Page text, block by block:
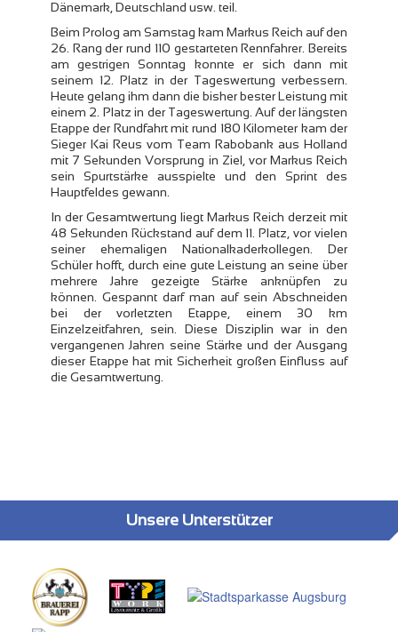
Dänemark, Deutschland usw. teil.
Beim Prolog am Samstag kam Markus Reich auf den
26. Rang der rund 110 gestarteten Rennfahrer. Bereits
am gestrigen Sonntag konnte er sich dann mit
seinem 12. Platz in der Tageswertung verbessern.
Heute gelang ihm dann die bisher bester Leistung mit
einem 2. Platz in der Tageswertung. Auf der längsten
Etappe der Rundfahrt mit rund 180 Kilometer kam der
Sieger Kai Reus vom Team Rabobank aus Holland
mit 7 Sekunden Vorsprung in Ziel, vor Markus Reich
sein Spurtstärke ausspielte und den Sprint des
Hauptfeldes gewann.
In der Gesamtwertung liegt Markus Reich derzeit mit
48 Sekunden Rückstand auf dem 11. Platz, vor vielen
seiner ehemaligen Nationalkaderkollegen. Der
Schüler hofft, durch eine gute Leistung an seine über
mehrere Jahre gezeigte Stärke anknüpfen zu
können. Gespannt darf man auf sein Abschneiden
bei der vorletzten Etappe, einem 30 km
Einzelzeitfahren, sein. Diese Disziplin war in den
vergangenen Jahren seine Stärke und der Ausgang
dieser Etappe hat mit Sicherheit großen Einfluss auf
die Gesamtwertung.
Unsere Unterstützer